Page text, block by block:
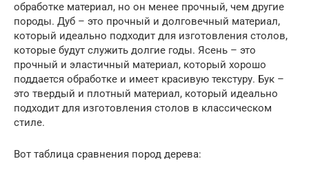
обработке материал, но он менее прочный, чем другие
породы. Дуб – это прочный и долговечный материал,
который идеально подходит для изготовления столов,
которые будут служить долгие годы. Ясень – это
прочный и эластичный материал, который хорошо
поддается обработке и имеет красивую текстуру. Бук –
это твердый и плотный материал, который идеально
подходит для изготовления столов в классическом
стиле.
Вот таблица сравнения пород дерева: